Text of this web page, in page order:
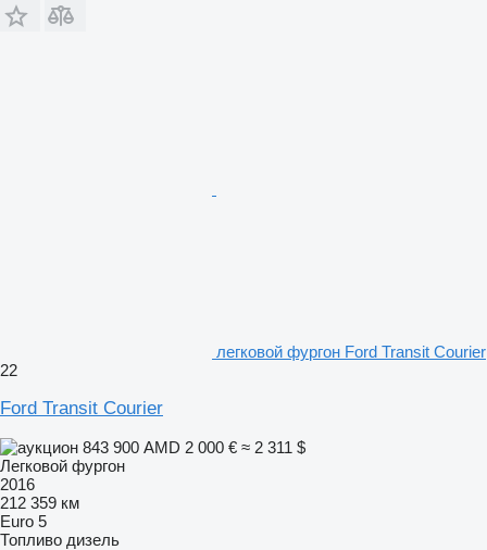
легковой фургон Ford Transit Courier
22
Ford Transit Courier
843 900 AMD 2 000 € ≈ 2 311 $
Легковой фургон
2016
212 359 км
Euro 5
Топливо дизель